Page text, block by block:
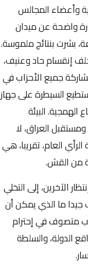
وأعضاء المجالس
واضحة عن ميدان
بشرت بنتائج ملموسة.
إنقسام حاد وعنيف،
جميع الأحزاب في
السيطرة على جهاز
البيئة
العراق، لا
العام، تقريبا، هي
من القش.
الآخرين، إلى التخلي
جيدا ما الذي يمكن أن
متصوف في إحترام
الدولة، والسلطة